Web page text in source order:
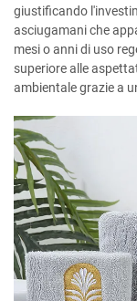
giustificando
asciugamani che
mesi o anni di uso
superiore alle
ambientale grazie a